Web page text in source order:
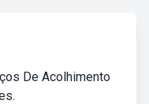
De Acolhimento